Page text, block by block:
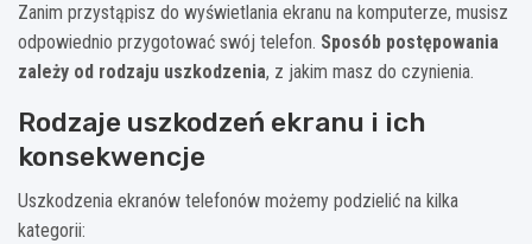
Zanim przystąpisz do wyświetlania ekranu na komputerze, musisz
odpowiednio przygotować swój telefon. Sposób postępowania
zależy od rodzaju uszkodzenia, z jakim masz do czynienia.
Rodzaje uszkodzeń ekranu i ich
konsekwencje
Uszkodzenia ekranów telefonów możemy podzielić na kilka
kategorii: